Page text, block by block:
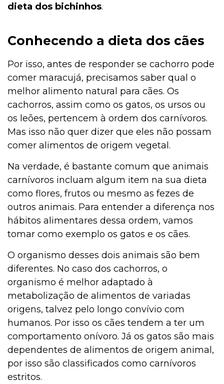
dieta dos bichinhos.
Conhecendo a dieta dos cães
Por isso, antes de responder se cachorro pode
comer maracujá, precisamos saber qual o
melhor alimento natural para cães. Os
cachorros, assim como os gatos, os ursos ou
os leões, pertencem à ordem dos carnívoros.
Mas isso não quer dizer que eles não possam
comer alimentos de origem vegetal.
Na verdade, é bastante comum que animais
carnívoros incluam algum item na sua dieta
como flores, frutos ou mesmo as fezes de
outros animais. Para entender a diferença nos
hábitos alimentares dessa ordem, vamos
tomar como exemplo os gatos e os cães.
O organismo desses dois animais são bem
diferentes. No caso dos cachorros, o
organismo é melhor adaptado à
metabolização de alimentos de variadas
origens, talvez pelo longo convívio com
humanos. Por isso os cães tendem a ter um
comportamento onívoro. Já os gatos são mais
dependentes de alimentos de origem animal,
por isso são classificados como carnívoros
estritos.